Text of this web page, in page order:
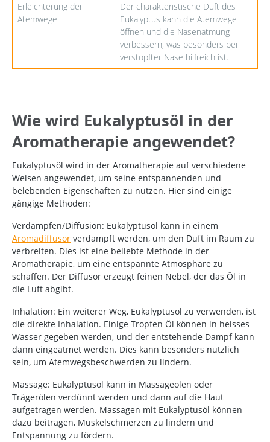
Erleichterung der
Atemwege
Der charakteristische Duft des
Eukalyptus kann die Atemwege
öffnen und die Nasenatmung
verbessern, was besonders bei
verstopfter Nase hilfreich ist.
Wie wird Eukalyptusöl in der
Aromatherapie angewendet?
Eukalyptusöl wird in der Aromatherapie auf verschiedene
Weisen angewendet, um seine entspannenden und
belebenden Eigenschaften zu nutzen. Hier sind einige
gängige Methoden:
Verdampfen/Diffusion: Eukalyptusöl kann in einem
Aromadiffusor verdampft werden, um den Duft im Raum zu
verbreiten. Dies ist eine beliebte Methode in der
Aromatherapie, um eine entspannte Atmosphäre zu
schaffen. Der Diffusor erzeugt feinen Nebel, der das Öl in
die Luft abgibt.
Inhalation: Ein weiterer Weg, Eukalyptusöl zu verwenden, ist
die direkte Inhalation. Einige Tropfen Öl können in heisses
Wasser gegeben werden, und der entstehende Dampf kann
dann eingeatmet werden. Dies kann besonders nützlich
sein, um Atemwegsbeschwerden zu lindern.
Massage: Eukalyptusöl kann in Massageölen oder
Trägerölen verdünnt werden und dann auf die Haut
aufgetragen werden. Massagen mit Eukalyptusöl können
dazu beitragen, Muskelschmerzen zu lindern und
Entspannung zu fördern.